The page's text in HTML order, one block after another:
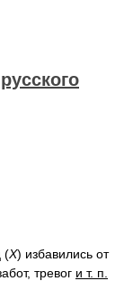
(X) избавились от
тревог и т. п.